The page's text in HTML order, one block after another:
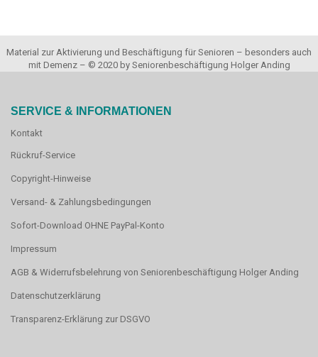
Material zur Aktivierung und Beschäftigung für Senioren – besonders auch
mit Demenz – © 2020 by Seniorenbeschäftigung Holger Anding
SERVICE & INFORMATIONEN
Kontakt
Rückruf-Service
Copyright-Hinweise
Versand- & Zahlungsbedingungen
Sofort-Download OHNE PayPal-Konto
Impressum
AGB & Widerrufsbelehrung von Seniorenbeschäftigung Holger Anding
Datenschutzerklärung
Transparenz-Erklärung zur DSGVO